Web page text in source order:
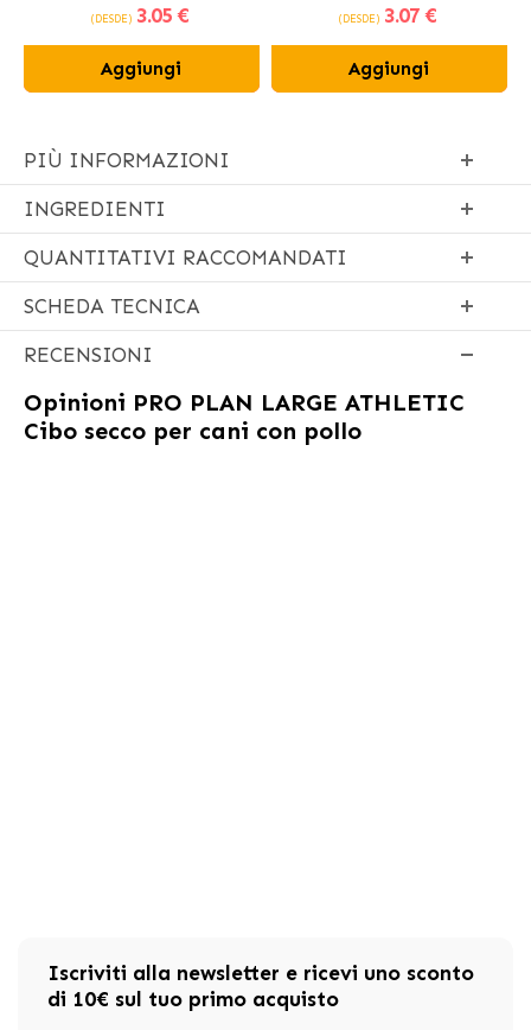
per Cani 12 cm
(DESDE) 3.05 €
Aggiungi
(DESDE) 3.07 €
Aggiungi
PIÙ INFORMAZIONI
INGREDIENTI
QUANTITATIVI RACCOMANDATI
SCHEDA TECNICA
RECENSIONI
Opinioni PRO PLAN LARGE ATHLETIC
Cibo secco per cani con pollo
Iscriviti alla newsletter e ricevi uno sconto
di 10€ sul tuo primo acquisto